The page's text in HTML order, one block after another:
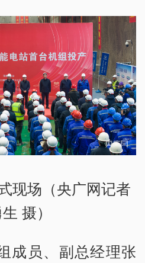
现场（央广网记者
摄）
成员、副总经理张